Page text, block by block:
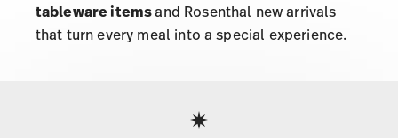
tableware itemsand Rosenthal new arrivals
that turn every meal into a special experience.